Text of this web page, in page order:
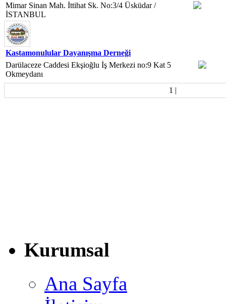
Mimar Sinan Mah. İttihat Sk. No:3/4 Üsküdar /
İSTANBUL
Kastamonulular Dayanışma Derneği
Darülaceze Caddesi Ekşioğlu İş Merkezi no:9 Kat 5
Okmeydanı
1 |
Kurumsal
Ana Sayfa